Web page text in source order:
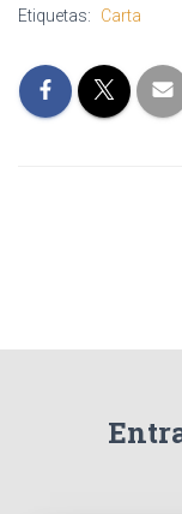
Etiquetas: Carta